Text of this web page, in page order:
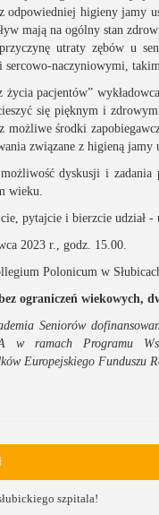
odpowiedniej higieny jamy
mają na ogólny stan
przyczynę utraty zębów u
sercowo-naczyniowymi,
życia pacjentów”
się pięknym i
możliwe środki
związane z higieną jamy
dyskusji i
wieku.
pytajcie i bierzcie udział
2023 r., godz. 15.00.
Polonicum w
ograniczeń wiekowych,
Seniorów
w ramach Programu
Europejskiego Funduszu
szpitala!